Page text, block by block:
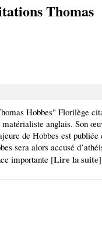
Thomas
Hobbes" Florilège
matérialiste anglais. Son
de Hobbes est publiée
sera alors accusé
importante [Lire la suite]